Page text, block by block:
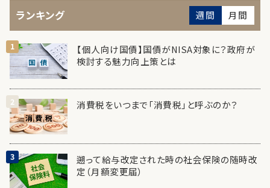
ランキング 週間 月間
【個人向け国債】国債がNISA対象に？政府が
検討する魅力向上策とは
消費税をいつまで「消費税」と呼ぶのか？
遡って給与改定された時の社会保険の随時改
定（月額変更届）